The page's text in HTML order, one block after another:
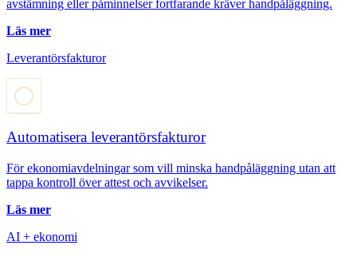
avstämning eller påminnelser fortfarande kräver handpåläggning.
Läs mer
Leverantörsfakturor
Automatisera leverantörsfakturor
För ekonomiavdelningar som vill minska handpåläggning utan att
tappa kontroll över attest och avvikelser.
Läs mer
AI + ekonomi